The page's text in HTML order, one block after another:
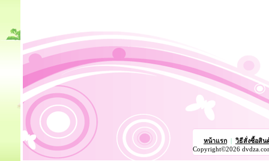
หน้าแรก
วิธีสั่งซื้อสิน
Copyright©2026